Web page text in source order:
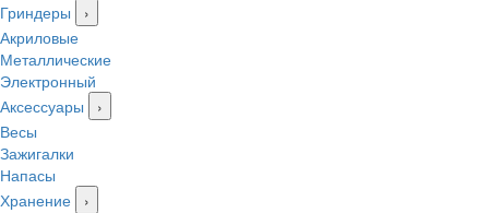
Гриндеры
›
Акриловые
Металлические
Электронный
Аксессуары
›
Весы
Зажигалки
Напасы
Хранение
›